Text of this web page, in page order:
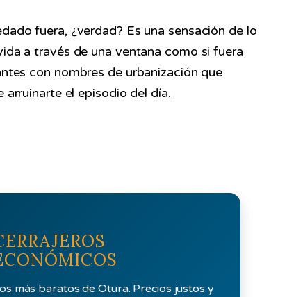
fuera, ¿verdad? Es una sensación de lo
a través de una ventana como si fuera
con nombres de urbanización que
arruinarte el episodio del día.
más baratos de Otura. Precios justos y